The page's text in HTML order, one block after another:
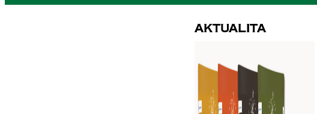
Aktualita